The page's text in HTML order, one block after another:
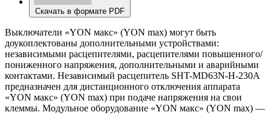
Скачать в формате PDF
Выключатели «YON макс» (YON max) могут быть
доукоплектованы дополнительными устройствами:
независимыми расцепителями, расцепителями повышенного/
пониженного напряжения, дополнительными и аварийными
контактами. Независимый расцепитель SHT-MD63N-H-230A
предназначен для дистанционного отключения аппарата
«YON макс» (YON max) при подаче напряжения на свои
клеммы. Модульное оборудование «YON макс» (YON max) —